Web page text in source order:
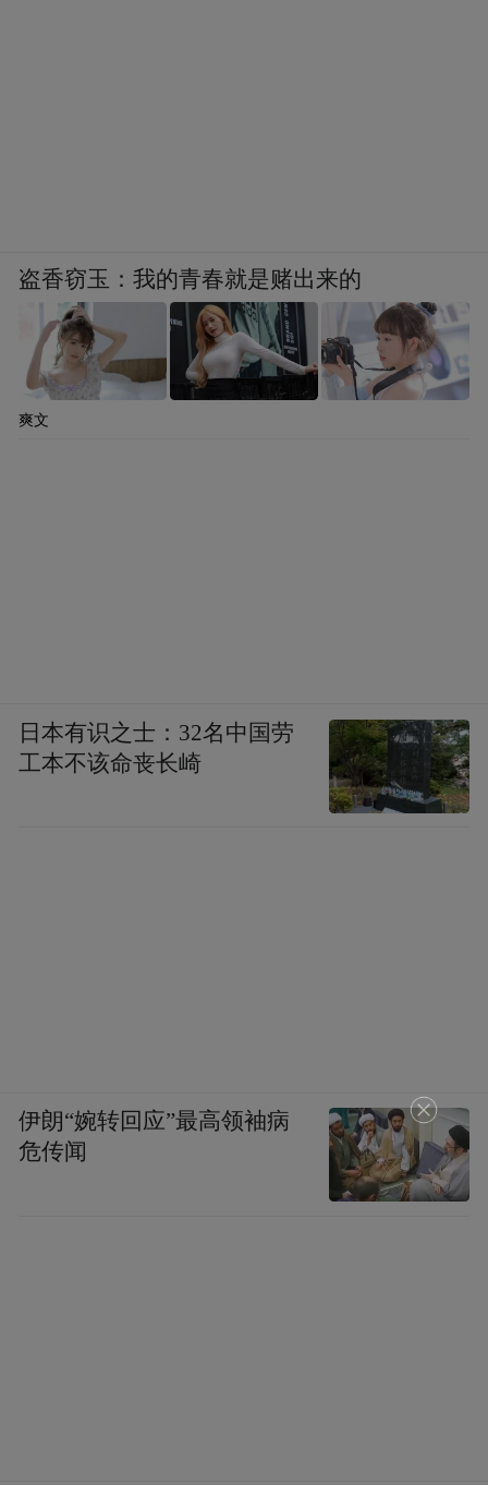
盗香窃玉：我的青春就是赌出来的
爽文
日本有识之士：32名中国劳
工本不该命丧长崎
伊朗“婉转回应”最高领袖病
危传闻